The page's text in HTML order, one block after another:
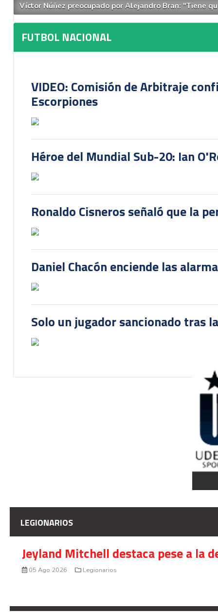
Víctor Núñez preocupado por Alejandro Bran: "Tiene
FUTBOL NACIONAL
VIDEO: Comisión de Arbitraje
Escorpiones
Héroe del Mundial Sub-20: Ian
Ronaldo Cisneros señaló que la
Daniel Chacón enciende las
Solo un jugador sancionado tras
LEGIONARIOS
Jeyland Mitchell destaca pese a la
05 Ago 2026 Legionarios